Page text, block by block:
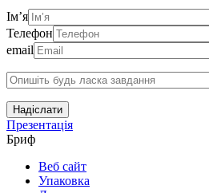
Ім’я
Телефон
email
Надіслати
Презентація
Бриф
Веб сайт
Упаковка